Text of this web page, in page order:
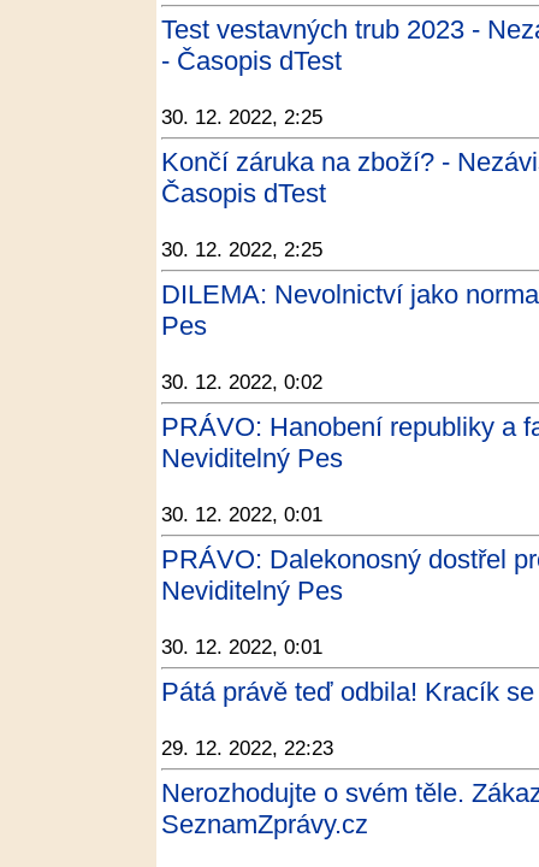
Test vestavných trub 2023 -
- Časopis dTest
30. 12. 2022, 2:25
Končí záruka na zboží? -
Časopis dTest
30. 12. 2022, 2:25
DILEMA: Nevolnictví jako
Pes
30. 12. 2022, 0:02
PRÁVO: Hanobení republiky a
Neviditelný Pes
30. 12. 2022, 0:01
PRÁVO: Dalekonosný dostřel
Neviditelný Pes
30. 12. 2022, 0:01
Pátá právě teď odbila! Kracík
29. 12. 2022, 22:23
Nerozhodujte o svém těle.
SeznamZprávy.cz